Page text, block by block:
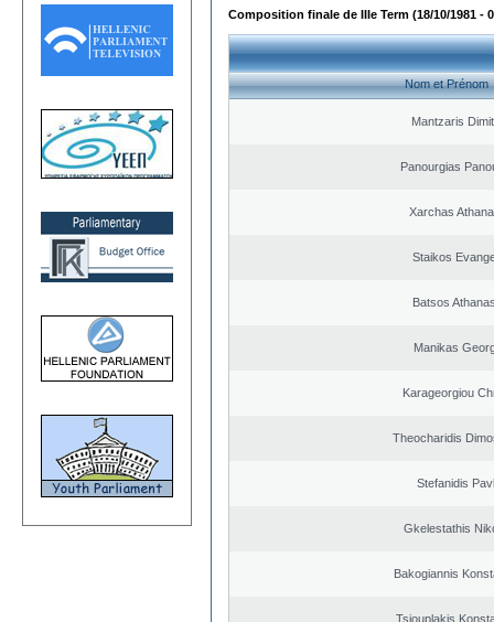
Composition finale de IIIe Term (18/10/1981 -
Nom et Prénom
Mantzaris
Panourgias
Xarchas
Staikos
Batsos
Manikas
Karageorgiou
Theocharidis
Stefanidis
Gkelestathis
Bakogiannis
Tsiouplakis